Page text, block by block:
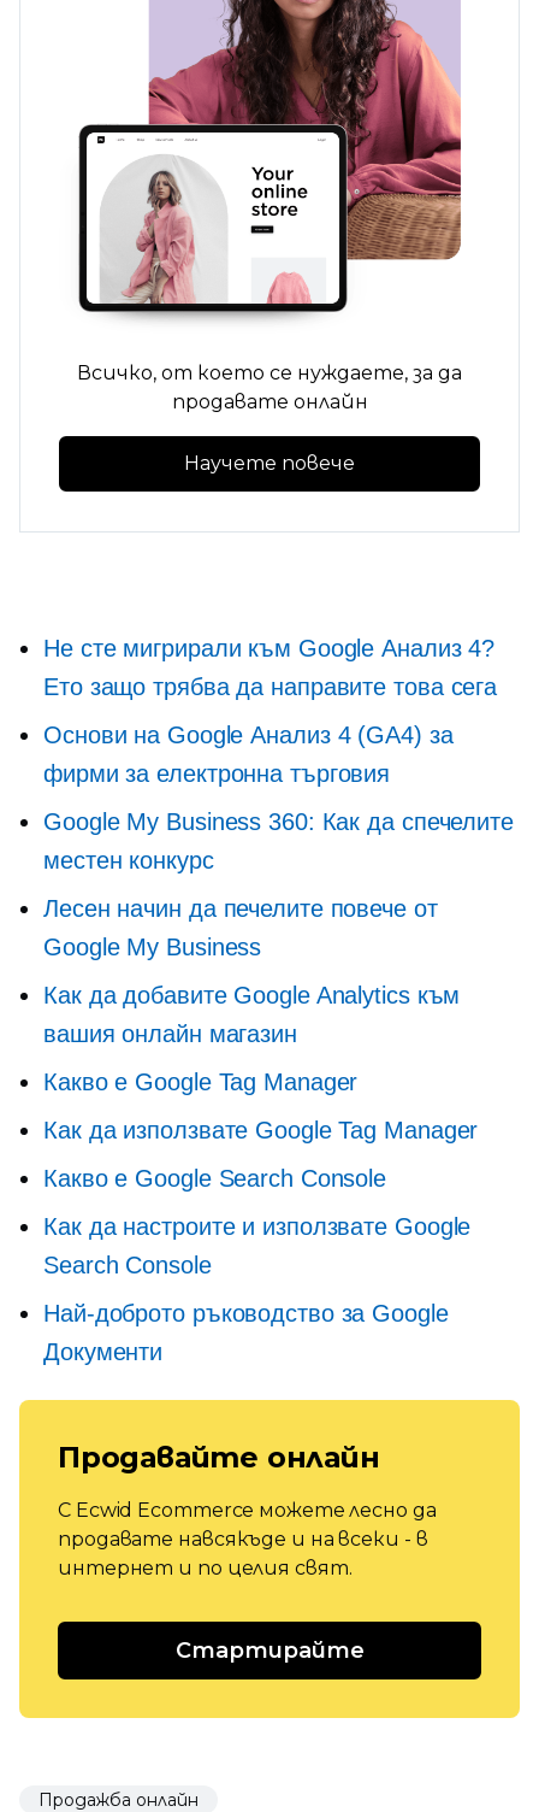
Всичко, от което се нуждаете, за да
продавате онлайн
Научете повече
Не сте мигрирали към Google Анализ 4?
Ето защо трябва да направите това сега
Основи на Google Анализ 4 (GA4) за
фирми за електронна търговия
Google My Business 360: Как да спечелите
местен конкурс
Лесен начин да печелите повече от
Google My Business
Как да добавите Google Analytics към
вашия онлайн магазин
Какво е Google Tag Manager
Как да използвате Google Tag Manager
Какво е Google Search Console
Как да настроите и използвате Google
Search Console
Най-доброто ръководство за Google
Документи
Продавайте онлайн
С Ecwid Ecommerce можете лесно да
продавате навсякъде и на всеки - в
интернет и по целия свят.
Стартирайте
Продажба онлайн